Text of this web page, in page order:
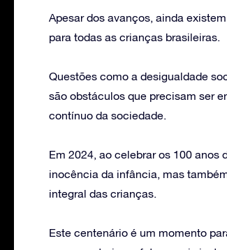
Apesar dos avanços, ainda
para todas as crianças brasileiras.
Questões como a desigualdade
são obstáculos que precisam ser
contínuo da sociedade.
Em 2024, ao celebrar os 100 anos
inocência da infância, mas
integral das crianças.
Este centenário é um momento